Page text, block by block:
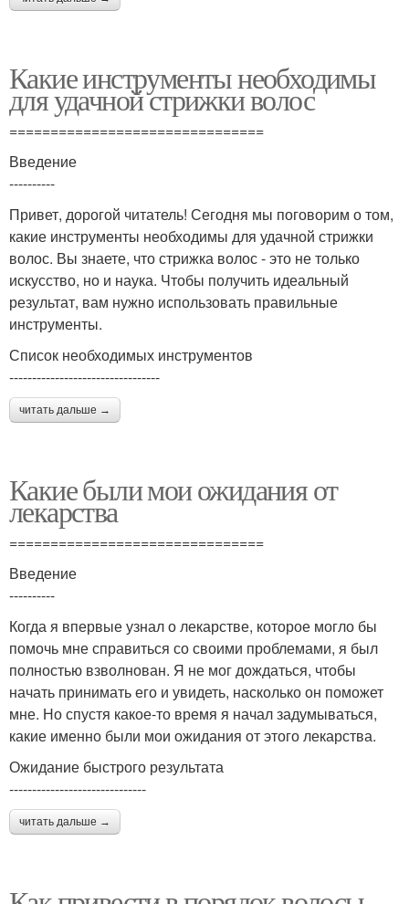
Какие инструменты необходимы
для удачной стрижки волос
===============================
Введение
----------
Привет, дорогой читатель! Сегодня мы поговорим о том,
какие инструменты необходимы для удачной стрижки
волос. Вы знаете, что стрижка волос - это не только
искусство, но и наука. Чтобы получить идеальный
результат, вам нужно использовать правильные
инструменты.
Список необходимых инструментов
---------------------------------
читать дальше →
Какие были мои ожидания от
лекарства
===============================
Введение
----------
Когда я впервые узнал о лекарстве, которое могло бы
помочь мне справиться со своими проблемами, я был
полностью взволнован. Я не мог дождаться, чтобы
начать принимать его и увидеть, насколько он поможет
мне. Но спустя какое-то время я начал задумываться,
какие именно были мои ожидания от этого лекарства.
Ожидание быстрого результата
------------------------------
читать дальше →